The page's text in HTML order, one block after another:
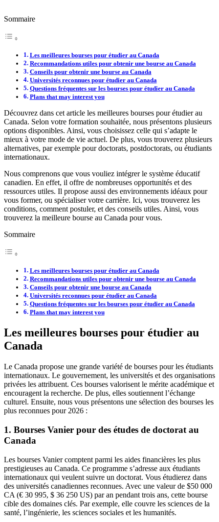
Sommaire
Les meilleures bourses pour étudier au Canada
Recommandations utiles pour obtenir une bourse au Canada
Conseils pour obtenir une bourse au Canada
Universités reconnues pour étudier au Canada
Questions fréquentes sur les bourses pour étudier au Canada
Plans that may interest you
Découvrez dans cet article les meilleures bourses pour étudier au
Canada. Selon votre formation souhaitée, nous présentons plusieurs
options disponibles. Ainsi, vous choisissez celle qui s’adapte le
mieux à votre mode de vie actuel. De plus, vous trouverez plusieurs
alternatives, par exemple pour doctorats, postdoctorats, ou étudiants
internationaux.
Nous comprenons que vous vouliez intégrer le système éducatif
canadien. En effet, il offre de nombreuses opportunités et des
ressources utiles. Il propose aussi des environnements idéaux pour
vous former, ou spécialiser votre carrière. Ici, vous trouverez les
conditions, comment postuler, et des conseils utiles. Ainsi, vous
trouverez la meilleure bourse au Canada pour vous.
Sommaire
Les meilleures bourses pour étudier au Canada
Recommandations utiles pour obtenir une bourse au Canada
Conseils pour obtenir une bourse au Canada
Universités reconnues pour étudier au Canada
Questions fréquentes sur les bourses pour étudier au Canada
Plans that may interest you
Les meilleures bourses pour étudier au
Canada
Le Canada propose une grande variété de bourses pour les étudiants
internationaux. Le gouvernement, les universités et des organisations
privées les attribuent. Ces bourses valorisent le mérite académique et
encouragent la recherche. De plus, elles soutiennent l’échange
culturel. Ensuite, nous vous présentons une sélection des bourses les
plus reconnues pour 2026 :
1. Bourses Vanier pour des études de doctorat au
Canada
Les bourses Vanier comptent parmi les aides financières les plus
prestigieuses au Canada. Ce programme s’adresse aux étudiants
internationaux qui veulent suivre un doctorat. Vous étudierez dans
des universités canadiennes reconnues. Avec une valeur de $50 000
CA (€ 30 995, $ 36 250 US) par an pendant trois ans, cette bourse
cible des domaines clés. Par exemple, elle couvre les sciences de la
santé, l’ingénierie, les sciences sociales et les humanités.